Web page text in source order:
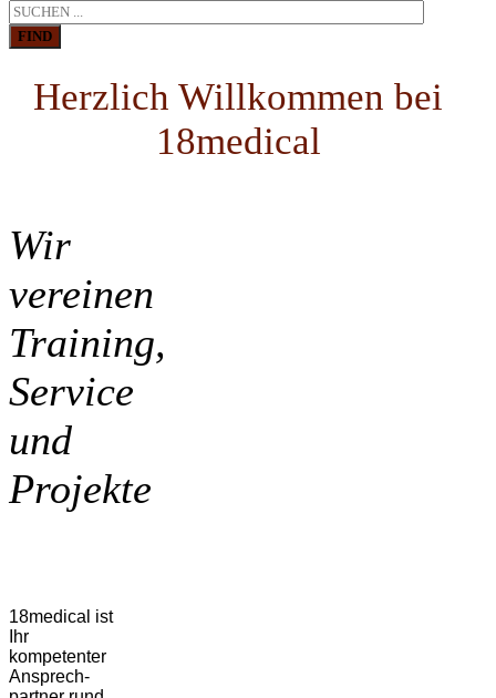
FIND
Herzlich Willkommen bei
18medical
Wir
vereinen
Training,
Service
und
Projekte
18medical ist
Ihr
kompetenter
Ansprech-